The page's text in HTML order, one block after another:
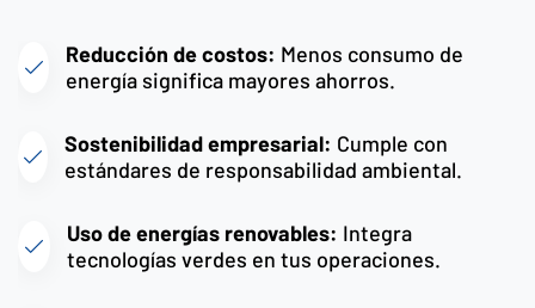
Reducción de costos: Menos consumo de
energía significa mayores ahorros.
Sostenibilidad empresarial: Cumple con
estándares de responsabilidad ambiental.
Uso de energías renovables: Integra
tecnologías verdes en tus operaciones.